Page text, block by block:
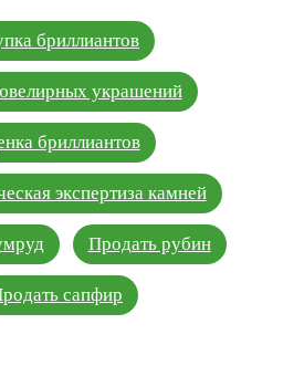
бриллиантов
украшений
бриллиантов
экспертиза камней
Продать рубин
сапфир